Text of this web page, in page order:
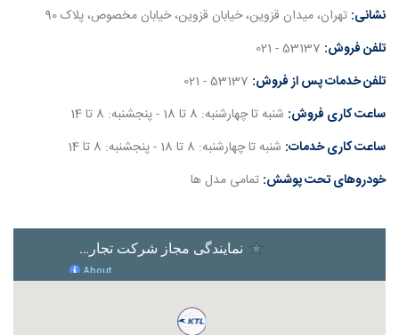
نشانی: تهران، میدان قزوین، خیابان قزوین، خیابان مخصوص، پلاک 90
تلفن فروش:
تلفن خدمات پس از فروش:
ساعت کاری فروش: شنبه تا چهارشنبه: 8 تا 18 - پنجشنبه: 8 تا 14
ساعت کاری خدمات: شنبه تا چهارشنبه: 8 تا 18 - پنجشنبه: 8 تا 14
خودروهای تحت پوشش: تمامی مدل ها